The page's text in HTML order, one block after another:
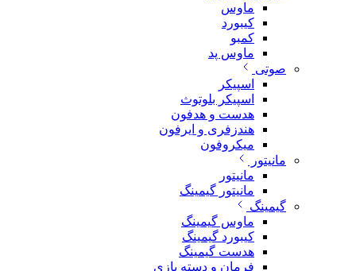
ماوس
کیبورد
کمبو
ماوس پد
صوتی
اسپیکر
اسپیکر بلوتوث
هدست و هدفون
هندزفری و ایرفون
میکروفون
مانیتور
مانیتور
مانیتور گیمینگ
گیمینگ
ماوس گیمینگ
کیبورد گیمینگ
هدست گیمینگ
فرمان و دسته بازی